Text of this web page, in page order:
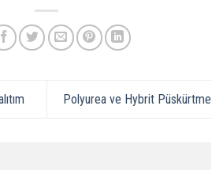
Polyurea ve Hybrit Püskürtme